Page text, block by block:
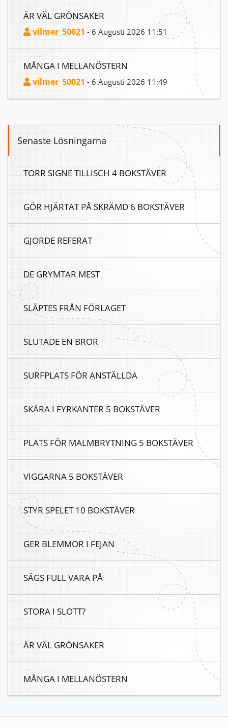
ÄR VÄL GRÖNSAKER
vilmer_50021 - 6 Augusti 2026 11:51
MÅNGA I MELLANÖSTERN
vilmer_50021 - 6 Augusti 2026 11:49
Senaste Lösningarna
TORR SIGNE TILLISCH 4 BOKSTÄVER
GÖR HJÄRTAT PÅ SKRÄMD 6 BOKSTÄVER
GJORDE REFERAT
DE GRYMTAR MEST
SLÄPTES FRÅN FÖRLAGET
SLUTADE EN BROR
SURFPLATS FÖR ANSTÄLLDA
SKÄRA I FYRKANTER 5 BOKSTÄVER
PLATS FÖR MALMBRYTNING 5 BOKSTÄVER
VIGGARNA 5 BOKSTÄVER
STYR SPELET 10 BOKSTÄVER
GER BLEMMOR I FEJAN
SÄGS FULL VARA PÅ
STORA I SLOTT?
ÄR VÄL GRÖNSAKER
MÅNGA I MELLANÖSTERN